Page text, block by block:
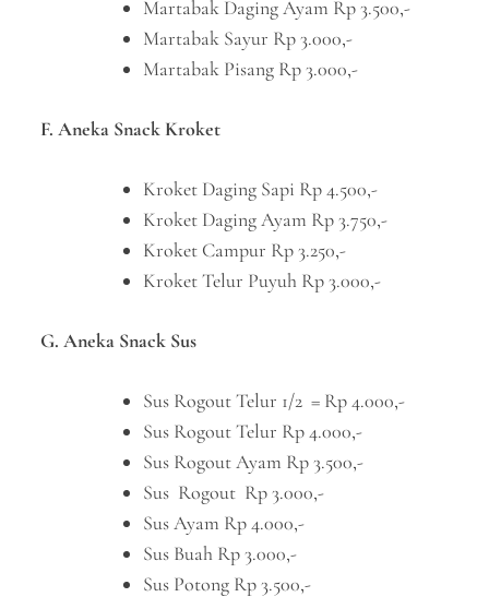
Martabak Daging Ayam Rp 3.500,-
Martabak Sayur Rp 3.000,-
Martabak Pisang Rp 3.000,-
F. Aneka Snack Kroket
Kroket Daging Sapi Rp 4.500,-
Kroket Daging Ayam Rp 3.750,-
Kroket Campur Rp 3.250,-
Kroket Telur Puyuh Rp 3.000,-
G. Aneka Snack Sus
Sus Rogout Telur 1/2 = Rp 4.000,-
Sus Rogout Telur Rp 4.000,-
Sus Rogout Ayam Rp 3.500,-
Sus Rogout Rp 3.000,-
Sus Ayam Rp 4.000,-
Sus Buah Rp 3.000,-
Sus Potong Rp 3.500,-